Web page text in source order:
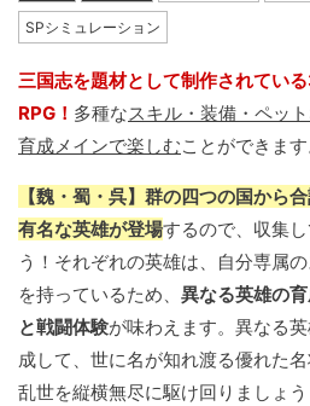
SPシミュレーション
三国志を題材として制作されてい
RPG！ 多種なスキル・装備・ペッ
育成メインで楽しむことができます
【魏・蜀・呉】群の四つの国から
有名な英雄が登場するので、収集
う！それぞれの英雄は、自分専属
を持っているため、 異なる英雄の
と戦闘体験が味わえます。異なる
成して、世に名が知れ渡る優れた
乱世を縦横無尽に駆け回りましょう